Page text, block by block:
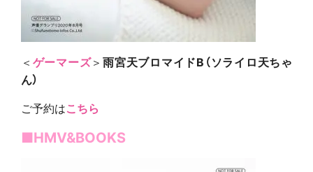
＜ ゲーマーズ＞ 雨宮天ブロマイドB（ソライロ天ちゃ
ん）
ご予約はこちら
■HMV&BOOKS